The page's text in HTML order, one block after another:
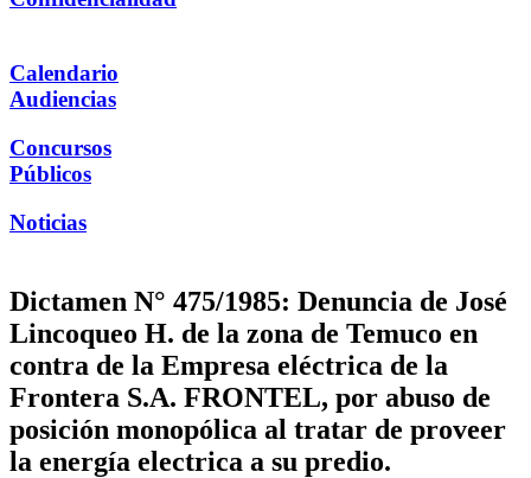
Calendario
Audiencias
Concursos
Públicos
Noticias
Dictamen N° 475/1985: Denuncia de José
Lincoqueo H. de la zona de Temuco en
contra de la Empresa eléctrica de la
Frontera S.A. FRONTEL, por abuso de
posición monopólica al tratar de proveer
la energía electrica a su predio.